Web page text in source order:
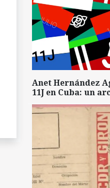
Anet Hernández
11J en Cuba: un